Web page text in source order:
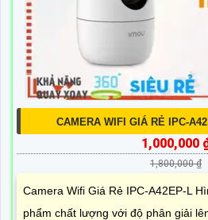
CAMERA WIFI GIÁ RẺ IPC-
1,000,000
1,800,000 ₫
Camera Wifi Giá Rẻ IPC-A42EP-L
phẩm chất lượng với độ phân giải